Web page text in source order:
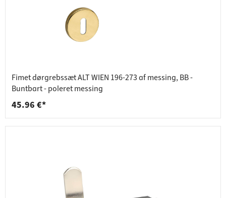
Fimet dørgrebssæt ALT WIEN 196-273 af messing, BB -
Buntbart - poleret messing
45.96 €*